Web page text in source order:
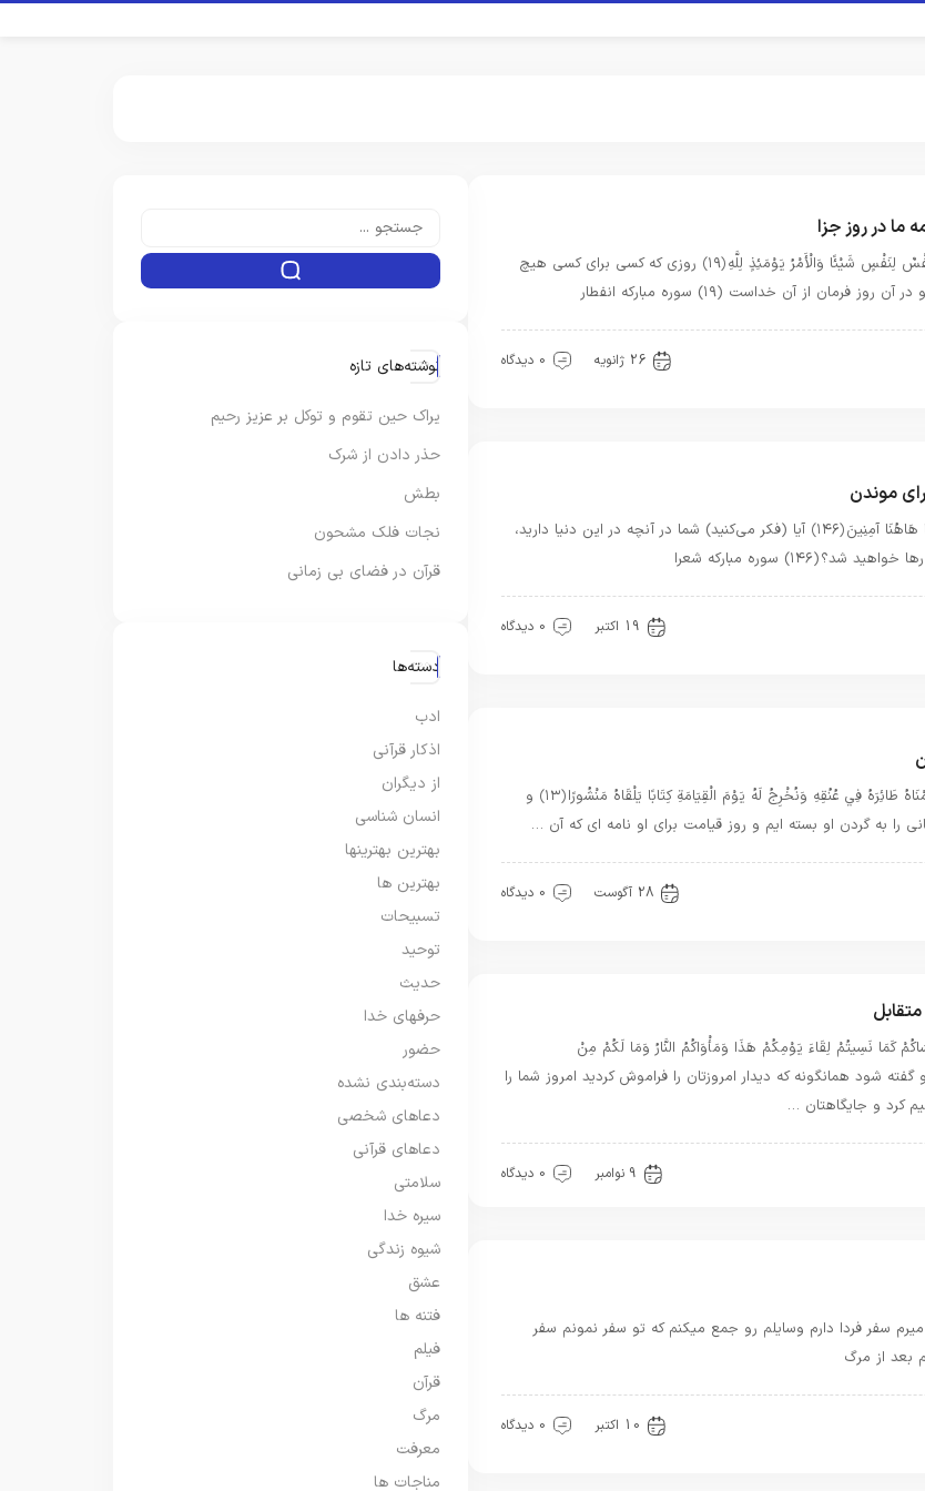
ما در روز جزا
يَوْمَ لَا تَمْلِكُ نَفْسٌ لِنَفْسٍ شَيْئًا وَالْأَمْرُ يَوْمَئِذٍ لِلَّهِ ﴿۱۹﴾ روزى كه كسى براى كسى هيچ
روز فرمان از آن خداست (۱۹) سوره مبارکه انفطار
26 ژانویه 0 دیدگاه
موندن
أَتُتْرَكُونَ فِي مَا هَاهُنَا آمِنِينَ ﴿۱۴۶﴾ آيا (فكر مى‌كنيد) شما در آنچه در اين دنيا داريد،
شد؟ (۱۴۶) سوره مبارکه شعرا
19 اکتبر 0 دیدگاه
وَكُلَّ إِنْسَانٍ أَلْزَمْنَاهُ طَائِرَهُ فِي عُنُقِهِ وَنُخْرِجُ لَهُ يَوْمَ الْقِيَامَةِ كِتَابًا يَلْقَاهُ مَنْشُورًا ﴿۱۳﴾ و
را به گردن او بسته‏ ايم و روز قيامت براى او نامه‏ اى كه آن …
28 آگوست 0 دیدگاه
كَمَا نَسِيتُمْ لِقَاءَ يَوْمِكُمْ هَذَا وَمَأْوَاكُمُ النَّارُ وَمَا لَكُمْ مِنْ
﴿۳۴﴾ و گفته شود همان‏گونه كه ديدار امروزتان را فراموش كرديد امروز شما را
كرد و جايگاهتان …
9 نوامبر 0 دیدگاه
سفر فردا دارم وسایلم رو جمع میکنم که تو سفر نمونم سفر
بعد از مرگ
10 اکتبر 0 دیدگاه
نوشته‌های تازه
یراک حین تقوم و توکل بر عزیز رحیم
حذر دادن از شرک
بطش
نجات فلک مشحون
قرآن در فضای بی زمانی
دسته‌ها
ادب
اذکار قرآنی
از دیگران
انسان شناسی
بهترین بهترینها
بهترین ها
تسبیحات
توحید
حدیث
حرفهای خدا
حضور
دسته‌بندی نشده
دعاهای شخصی
دعاهای قرآنی
سلامتی
سیره خدا
شیوه زندگی
عشق
فتنه ها
فیلم
قرآن
مرگ
معرفت
مناجات ها